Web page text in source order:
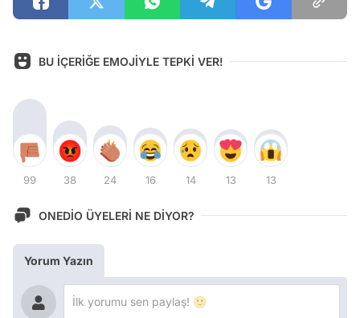
BU İÇERİĞE EMOJİYLE TEPKİ VER!
99 38 24 16 14 13 13
ONEDİO ÜYELERİ NE DİYOR?
Yorum Yazın